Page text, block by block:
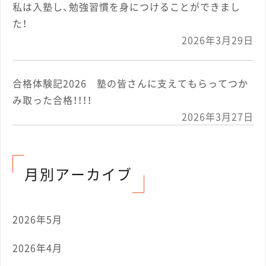
私は入塾し、勉強習慣を身につけることができまし
た！
2026年3月29日
合格体験記2026 塾の皆さんに支えてもらってつか
み取った合格！！！！
2026年3月27日
月別アーカイブ
2026年5月
2026年4月